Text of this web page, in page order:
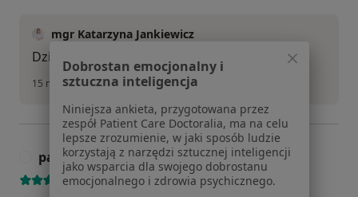
mgr Katarzyna Jankiewicz
Dziękuję Pani Renato za zaufanie:)
15 maja 2025
pacjentka Numer telefonu zweryfikowany
Dobrostan emocjonalny i
sztuczna inteligencja
Niniejsza ankieta, przygotowana przez
zespół Patient Care Doctoralia, ma na celu
lepsze zrozumienie, w jaki sposób ludzie
korzystają z narzędzi sztucznej inteligencji
jako wsparcia dla swojego dobrostanu
emocjonalnego i zdrowia psychicznego.